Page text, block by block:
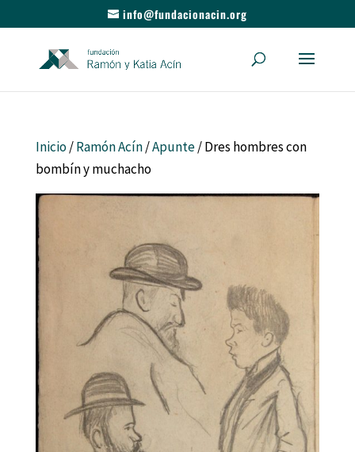
info@fundacionacin.org
Inicio/Ramón Acín/Apunte/ Dres hombres con
bombín y muchacho